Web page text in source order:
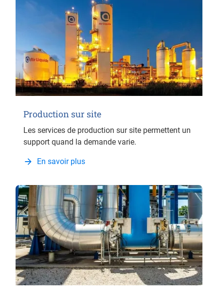
Production sur site
Les services de production sur site permettent un
support quand la demande varie.
En savoir plus